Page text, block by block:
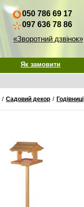
050 786 69 17
097 636 78 86
«Зворотний дзвінок»
Як замовити
/ Садовий декор / Годівниці